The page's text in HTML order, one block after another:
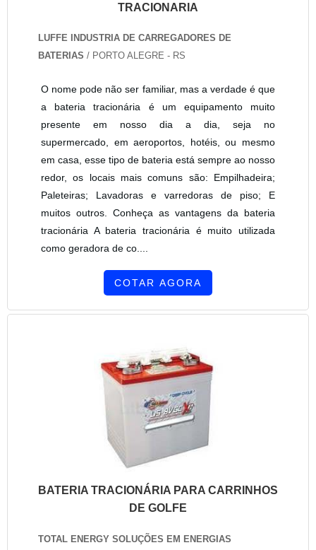
TRACIONARIA
LUFFE INDUSTRIA DE CARREGADORES DE
BATERIAS / PORTO ALEGRE - RS
O nome pode não ser familiar, mas a verdade é que
a bateria tracionária é um equipamento muito
presente em nosso dia a dia, seja no
supermercado, em aeroportos, hotéis, ou mesmo
em casa, esse tipo de bateria está sempre ao nosso
redor, os locais mais comuns são: Empilhadeira;
Paleteiras; Lavadoras e varredoras de piso; E
muitos outros. Conheça as vantagens da bateria
tracionária A bateria tracionária é muito utilizada
como geradora de co....
COTAR AGORA
BATERIA TRACIONÁRIA PARA CARRINHOS
DE GOLFE
TOTAL ENERGY SOLUÇÕES EM ENERGIAS